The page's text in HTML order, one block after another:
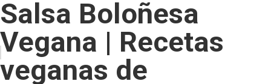
Salsa Boloñesa
Vegana | Recetas
veganas de